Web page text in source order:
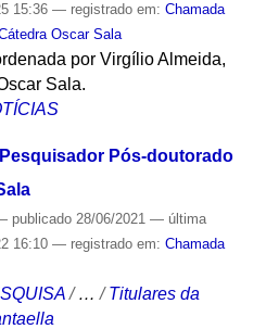
15:36 — registrado em: Chamada
Oscar Sala
por Virgílio Almeida,
Sala.
Pós-doutorado
publicado28/06/2021 — última
16:10 — registrado em: Chamada
/…/Titulares da